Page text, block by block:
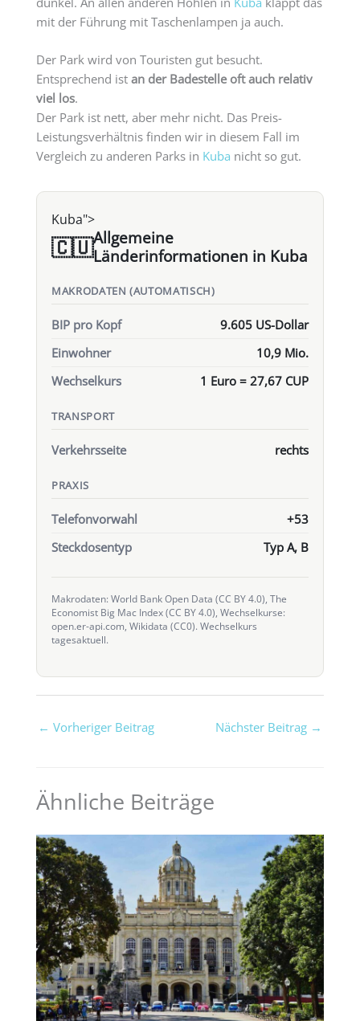
mit der Führung mit Taschenlampen ja auch.
Der Park wird von Touristen gut besucht.
Entsprechend ist an der Badestelle oft auch relativ
viel los.
Der Park ist nett, aber mehr nicht. Das Preis-
Leistungsverhältnis finden wir in diesem Fall im
Vergleich zu anderen Parks in Kuba nicht so gut.
Kuba">
🇨🇺Allgemeine
Länderinformationen in Kuba
MAKRODATEN (AUTOMATISCH)
BIP pro Kopf
9.605 US-Dollar
Einwohner
10,9 Mio.
Wechselkurs
1 Euro = 27,67 CUP
TRANSPORT
Verkehrsseite rechts
PRAXIS
Telefonvorwahl
+53
Steckdosentyp
Typ A, B
Makrodaten: World Bank Open Data (CC BY 4.0), The
Economist Big Mac Index (CC BY 4.0), Wechselkurse:
open.er-api.com, Wikidata (CC0). Wechselkurs
tagesaktuell.
← Vorheriger Beitrag Nächster Beitrag →
Ähnliche Beiträge